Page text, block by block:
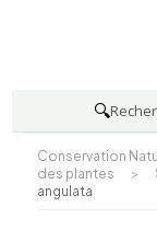
🔍
Conservation
des plantes
>
angulata